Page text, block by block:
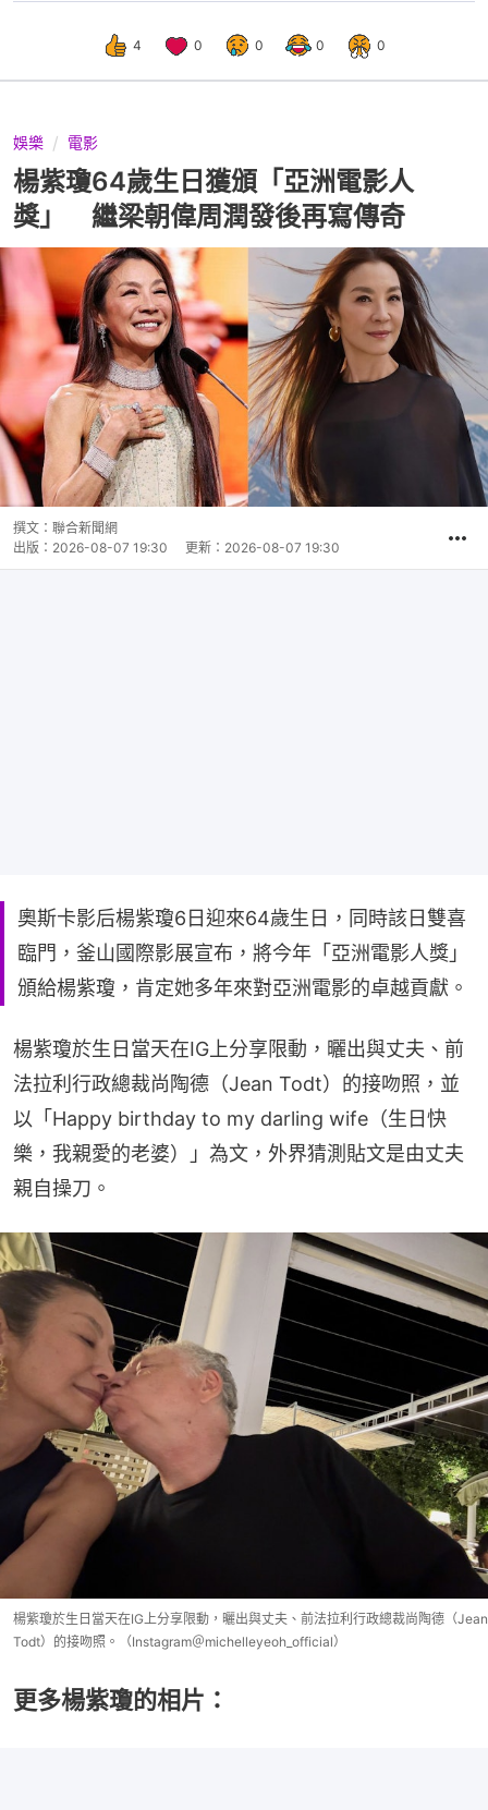
4 0 0 0 0
娛樂 電影
楊紫瓊64歲生日獲頒「亞洲電影人
獎」 繼梁朝偉周潤發後再寫傳奇
撰文： 聯合新聞網
出版： 2026-08-07 19:30 更新： 2026-08-07 19:30
奧斯卡影后楊紫瓊6日迎來64歲生日，同時該日雙喜
臨門，釜山國際影展宣布，將今年「亞洲電影人獎」
頒給楊紫瓊，肯定她多年來對亞洲電影的卓越貢獻。
楊紫瓊於生日當天在IG上分享限動，曬出與丈夫、前
法拉利行政總裁尚陶德（Jean Todt）的接吻照，並
以「Happy birthday to my darling wife（生日快
樂，我親愛的老婆）」為文，外界猜測貼文是由丈夫
親自操刀。
楊紫瓊於生日當天在IG上分享限動，曬出與丈夫、前法拉利行政總裁尚陶德（Jean
Todt）的接吻照。（Instagram＠michelleyeoh_official）
更多楊紫瓊的相片：